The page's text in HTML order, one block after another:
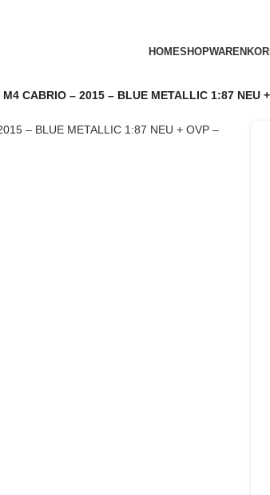
HOMESHOP
CABRIO – 2015 – BLUE METALLIC 1:87 NEU